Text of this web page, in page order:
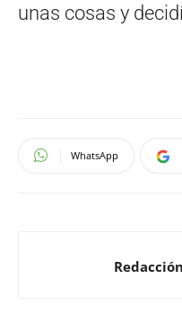
unas cosas y
WhatsApp